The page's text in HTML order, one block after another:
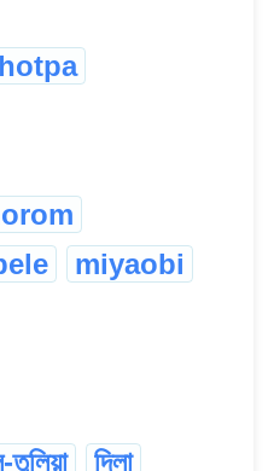
miyaobi
দিলা